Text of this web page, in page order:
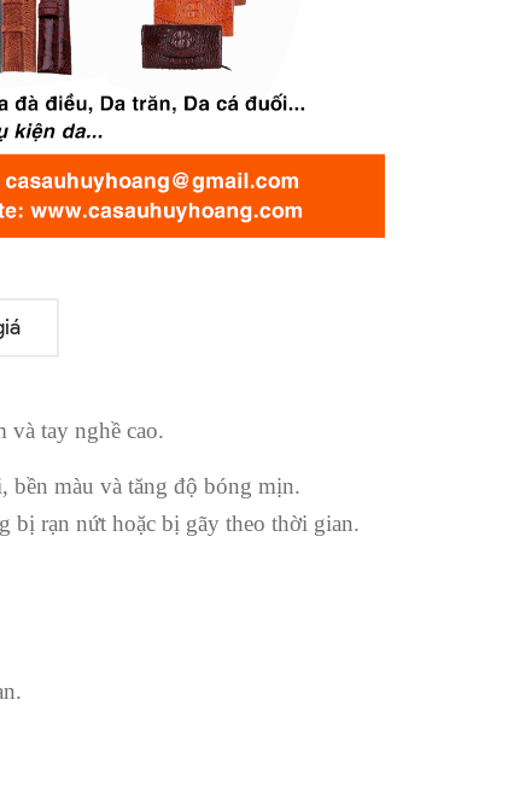
tay nghề cao.
bền màu và tăng độ bóng mịn.
bị rạn nứt hoặc bị gãy theo thời gian.